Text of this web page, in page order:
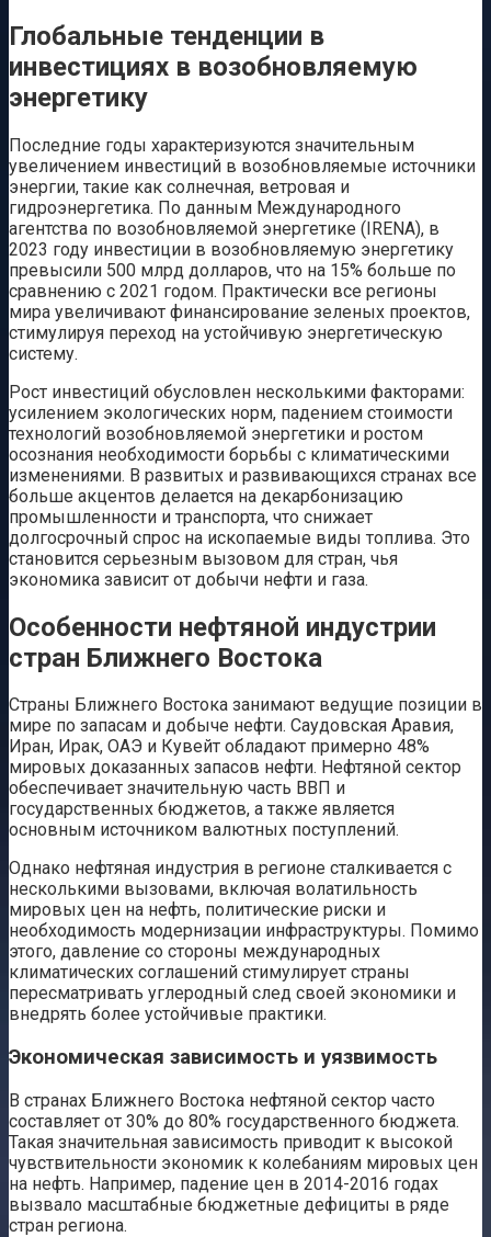
Глобальные тенденции в
инвестициях в возобновляемую
энергетику
Последние годы характеризуются значительным
увеличением инвестиций в возобновляемые источники
энергии, такие как солнечная, ветровая и
гидроэнергетика. По данным Международного
агентства по возобновляемой энергетике (IRENA), в
2023 году инвестиции в возобновляемую энергетику
превысили 500 млрд долларов, что на 15% больше по
сравнению с 2021 годом. Практически все регионы
мира увеличивают финансирование зеленых проектов,
стимулируя переход на устойчивую энергетическую
систему.
Рост инвестиций обусловлен несколькими факторами:
усилением экологических норм, падением стоимости
технологий возобновляемой энергетики и ростом
осознания необходимости борьбы с климатическими
изменениями. В развитых и развивающихся странах все
больше акцентов делается на декарбонизацию
промышленности и транспорта, что снижает
долгосрочный спрос на ископаемые виды топлива. Это
становится серьезным вызовом для стран, чья
экономика зависит от добычи нефти и газа.
Особенности нефтяной индустрии
стран Ближнего Востока
Страны Ближнего Востока занимают ведущие позиции в
мире по запасам и добыче нефти. Саудовская Аравия,
Иран, Ирак, ОАЭ и Кувейт обладают примерно 48%
мировых доказанных запасов нефти. Нефтяной сектор
обеспечивает значительную часть ВВП и
государственных бюджетов, а также является
основным источником валютных поступлений.
Однако нефтяная индустрия в регионе сталкивается с
несколькими вызовами, включая волатильность
мировых цен на нефть, политические риски и
необходимость модернизации инфраструктуры. Помимо
этого, давление со стороны международных
климатических соглашений стимулирует страны
пересматривать углеродный след своей экономики и
внедрять более устойчивые практики.
Экономическая зависимость и уязвимость
В странах Ближнего Востока нефтяной сектор часто
составляет от 30% до 80% государственного бюджета.
Такая значительная зависимость приводит к высокой
чувствительности экономик к колебаниям мировых цен
на нефть. Например, падение цен в 2014-2016 годах
вызвало масштабные бюджетные дефициты в ряде
стран региона.